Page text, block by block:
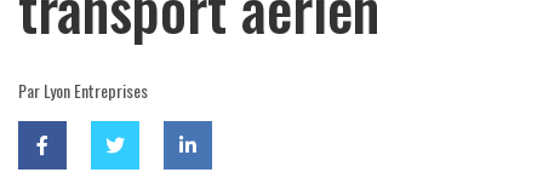
Par Lyon Entreprises